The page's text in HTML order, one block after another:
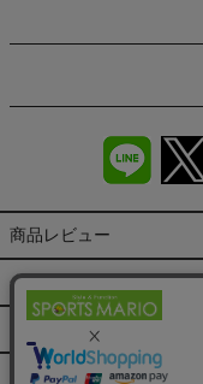
商品レビュー
会社概要（HP）
特定商取引法に基づく表示